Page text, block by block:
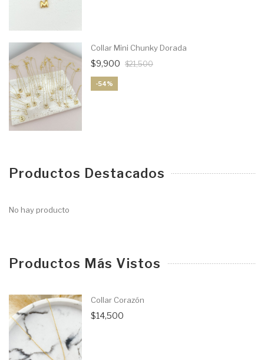
Collar Mini Chunky Dorada
$9,900 $21,500
-54%
Productos Destacados
No hay producto
Productos Más Vistos
Collar Corazón
$14,500